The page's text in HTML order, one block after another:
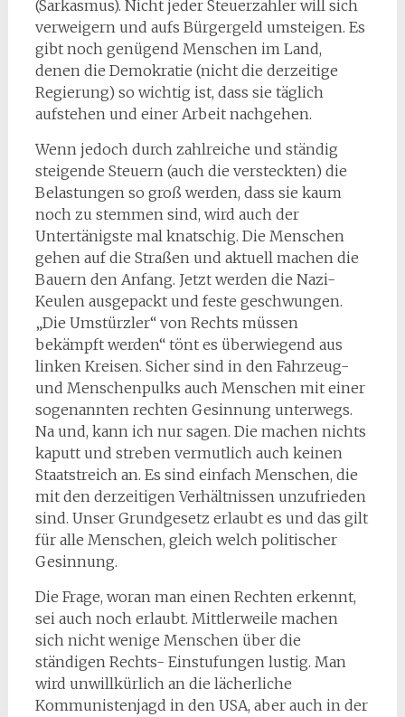
(Sarkasmus). Nicht jeder Steuerzahler will sich
verweigern und aufs Bürgergeld umsteigen. Es
gibt noch genügend Menschen im Land,
denen die Demokratie (nicht die derzeitige
Regierung) so wichtig ist, dass sie täglich
aufstehen und einer Arbeit nachgehen.
Wenn jedoch durch zahlreiche und ständig
steigende Steuern (auch die versteckten) die
Belastungen so groß werden, dass sie kaum
noch zu stemmen sind, wird auch der
Untertänigste mal knatschig. Die Menschen
gehen auf die Straßen und aktuell machen die
Bauern den Anfang. Jetzt werden die Nazi-
Keulen ausgepackt und feste geschwungen.
„Die Umstürzler“ von Rechts müssen
bekämpft werden“ tönt es überwiegend aus
linken Kreisen. Sicher sind in den Fahrzeug-
und Menschenpulks auch Menschen mit einer
sogenannten rechten Gesinnung unterwegs.
Na und, kann ich nur sagen. Die machen nichts
kaputt und streben vermutlich auch keinen
Staatstreich an. Es sind einfach Menschen, die
mit den derzeitigen Verhältnissen unzufrieden
sind. Unser Grundgesetz erlaubt es und das gilt
für alle Menschen, gleich welch politischer
Gesinnung.
Die Frage, woran man einen Rechten erkennt,
sei auch noch erlaubt. Mittlerweile machen
sich nicht wenige Menschen über die
ständigen Rechts- Einstufungen lustig. Man
wird unwillkürlich an die lächerliche
Kommunistenjagd in den USA, aber auch in der